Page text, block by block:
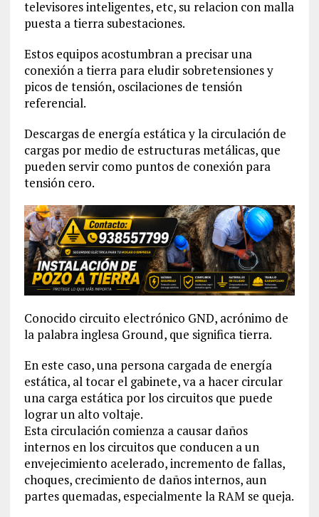
televisores inteligentes, etc, su relacion con malla
puesta a tierra subestaciones.
Estos equipos acostumbran a precisar una
conexión a tierra para eludir sobretensiones y
picos de tensión, oscilaciones de tensión
referencial.
Descargas de energía estática y la circulación de
cargas por medio de estructuras metálicas, que
pueden servir como puntos de conexión para
tensión cero.
Conocido circuito electrónico GND, acrónimo de
la palabra inglesa Ground, que significa tierra.
En este caso, una persona cargada de energía
estática, al tocar el gabinete, va a hacer circular
una carga estática por los circuitos que puede
lograr un alto voltaje.
Esta circulación comienza a causar daños
internos en los circuitos que conducen a un
envejecimiento acelerado, incremento de fallas,
choques, crecimiento de daños internos, aun
partes quemadas, especialmente la RAM se queja.